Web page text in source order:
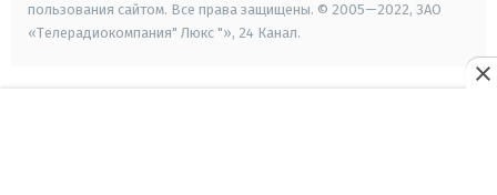
пользования сайтом. Все права защищены. © 2005—2022, ЗАО
«Телерадиокомпания" Люкс "», 24 Канал.